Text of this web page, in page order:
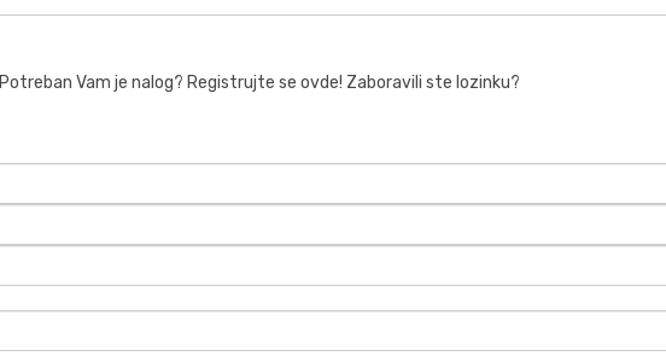
Potreban Vam je nalog? Registrujte se ovde! Zaboravili ste lozinku?